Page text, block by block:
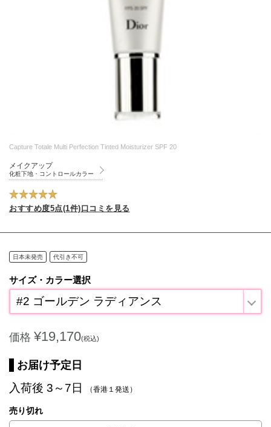
Capture Totale Multi Perfection Tinted Moisturizer SPF 20
メイクアップ
化粧下地・コントロールカラー
おすすめ度5点(1件)口コミを見る
日本未発売 代引き不可
サイズ・カラー選択
#2 ゴールデン ラディアンス
価格 ¥19,170(税込)
お届け予定日
入荷後 3～7日 （香港１発送）
売り切れ